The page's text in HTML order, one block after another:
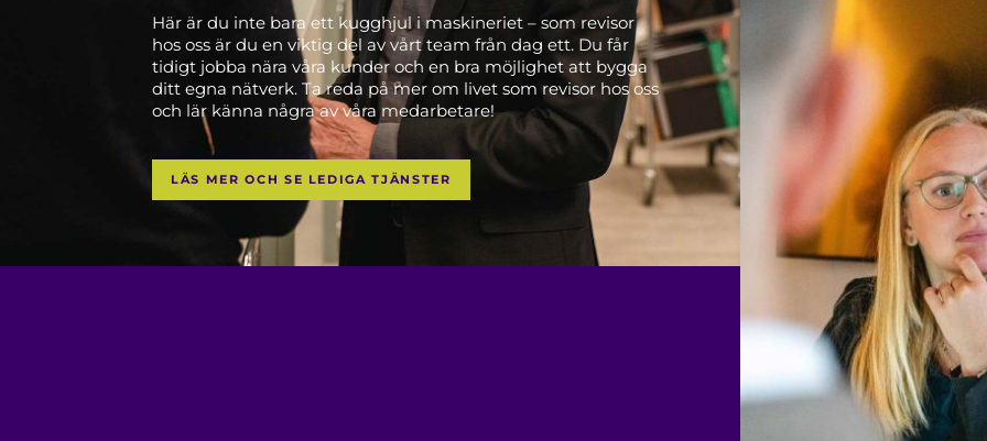
Här är du inte bara ett kugghjul i maskineriet – som revisor
hos oss är du en viktig del av vårt team från dag ett. Du får
tidigt jobba nära våra kunder och en bra möjlighet att bygga
ditt egna nätverk. Ta reda på mer om livet som revisor hos oss
och lär känna några av våra medarbetare!
LÄS MER OCH SE LEDIGA TJÄNSTER